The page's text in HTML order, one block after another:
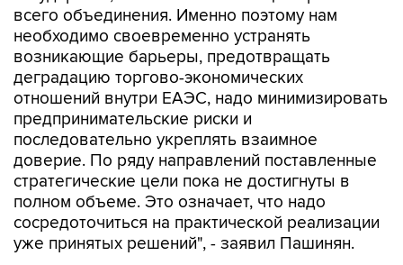
возникающие барьеры, предотвращать
деградацию торгово-экономических
отношений внутри ЕАЭС, надо минимизировать
предпринимательские риски и
последовательно укреплять взаимное
доверие. По ряду направлений поставленные
стратегические цели пока не достигнуты в
полном объеме. Это означает, что надо
сосредоточиться на практической реализации
уже принятых решений", - заявил Пашинян.
ЕАЭС Армения Никол Пашинян